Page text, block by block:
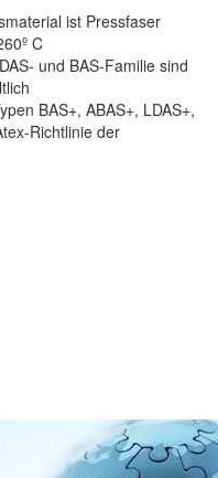
ist Pressfaser
C
und BAS-Familie sind
BAS+, ABAS+, LDAS+,
Richtlinie der